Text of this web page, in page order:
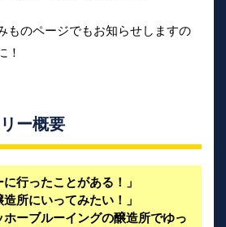
ものページでもお知らせしますの
！
ー概要
に行ったことがある！」
造所にいってみたい！」
ホーブルーイングの醸造所でゆっ